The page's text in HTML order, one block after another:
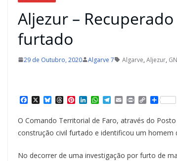
Aljezur –
furtado
29 de Outubro, 2020 Algarve 7 Algarve, Aljezur,
a
c
e
b
o
k
X B
u
e
s
k
T
h
e
a
d
P
t
e
r
s
L
n
k
e
d
n
W
h
a
t
s
A
p
T
e
e
g
r
m
E
m
a
i
l
P
n
t
C
o
p
y
L
k
S
h
a
r
e
O Comando Territorial de Faro, através do
construção civil furtado e identificou um homem
No decorrer de uma investigação por furto de